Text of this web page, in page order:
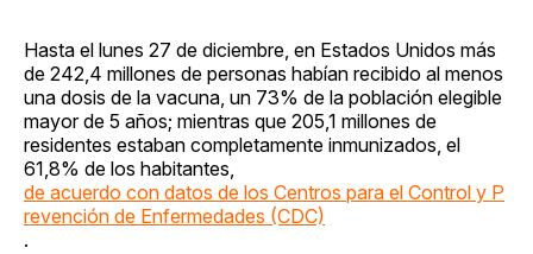
Hasta el lunes 27 de diciembre, en Estados Unidos más
de 242,4 millones de personas habían recibido al menos
una dosis de la vacuna, un 73% de la población elegible
mayor de 5 años; mientras que 205,1 millones de
residentes estaban completamente inmunizados, el
61,8% de los habitantes,
de acuerdo con datos de los Centros para el Control y P
revención de Enfermedades (CDC)
.